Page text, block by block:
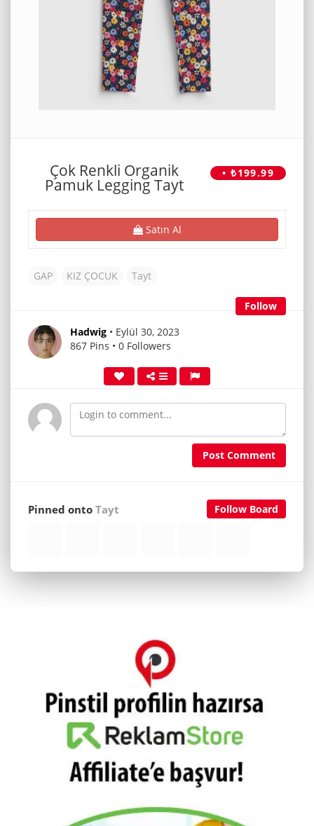
• ₺199.99
Çok Renkli Organik
Pamuk Legging Tayt
Satın Al
GAP KIZ ÇOCUK Tayt
Follow
Hadwig • Eylül 30, 2023
867 Pins • 0 Followers
Post Comment
Follow Board
Pinned ontoTayt